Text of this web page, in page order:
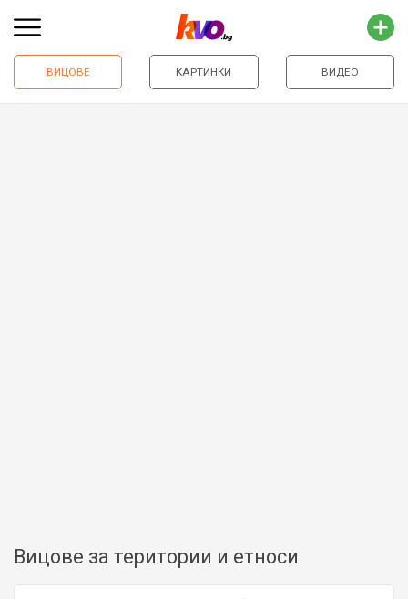
ВИЦОВЕ КАРТИНКИ ВИДЕО
Вицове за територии и етноси